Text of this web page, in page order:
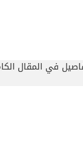
في المقال